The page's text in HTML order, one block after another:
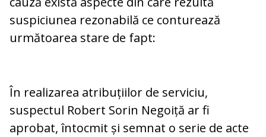
suspiciunea rezonabilă ce conturează
următoarea stare de fapt:
În realizarea atribuțiilor de serviciu,
suspectul Robert Sorin Negoiță ar fi
aprobat, întocmit și semnat o serie de acte